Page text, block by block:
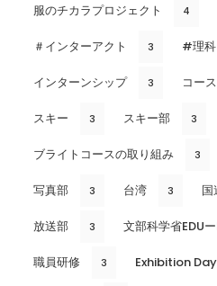
服のチカラプロジェクト 4
＃インターアクト 3 #理科
インターンシップ 3 コー
スキー 3 スキー部 3
ブライトコースの取り組み 3
写真部 3 台湾 3 国
放送部 3 文部科学省EDU
職員研修 3 Exhibition Day